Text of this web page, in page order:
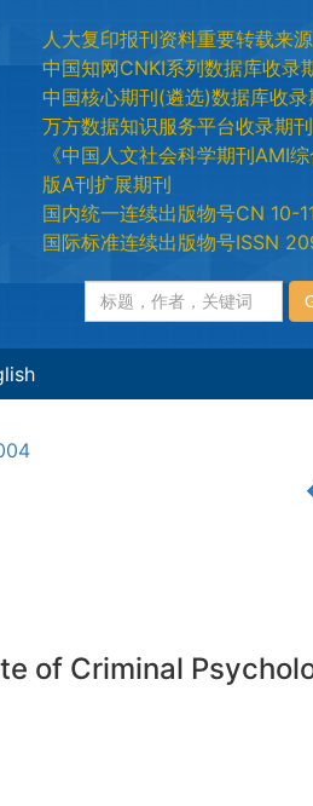
人大复印报刊资料重要转载来
中国知网CNKI系列数据库收录
中国核心期刊(遴选)数据库收录
万方数据知识服务平台收录期刊
《中国人文社会科学期刊AMI
版A刊扩展期刊
国内统一连续出版物号CN 10-
国际标准连续出版物号ISSN
of Criminal